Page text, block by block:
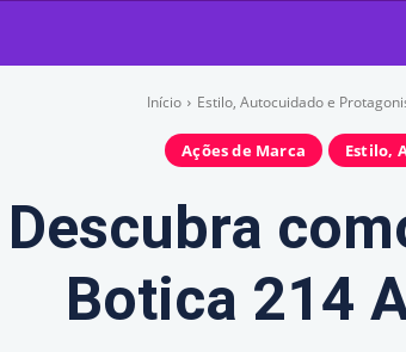
Início Estilo, Autocuidado e
Ações de Marca Estilo,
Descubra
Botica 214